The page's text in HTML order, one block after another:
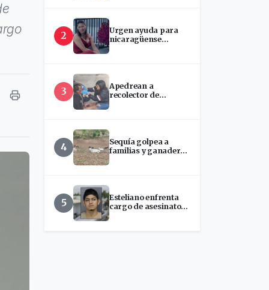
2
Urgen ayuda para
nicaragüense
3
Apedrean a
recolector de
4
Sequía golpea a
familias y ganaderos
5
Esteliano enfrenta
cargo de asesinato